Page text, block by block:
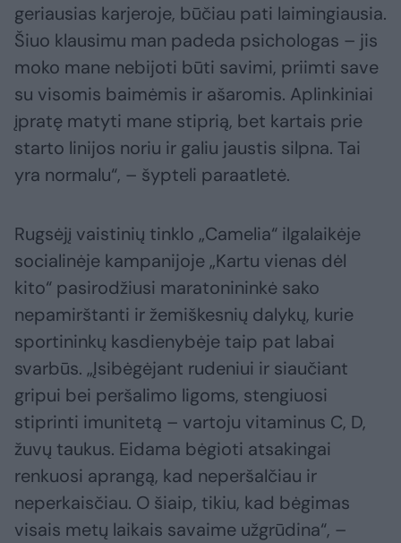
geriausias karjeroje, būčiau pati laimingiausia.
Šiuo klausimu man padeda psichologas – jis
moko mane nebijoti būti savimi, priimti save
su visomis baimėmis ir ašaromis. Aplinkiniai
įpratę matyti mane stiprią, bet kartais prie
starto linijos noriu ir galiu jaustis silpna. Tai
yra normalu“, – šypteli paraatletė.
Rugsėjį vaistinių tinklo „Camelia“ ilgalaikėje
socialinėje kampanijoje „Kartu vienas dėl
kito“ pasirodžiusi maratonininkė sako
nepamirštanti ir žemiškesnių dalykų, kurie
sportininkų kasdienybėje taip pat labai
svarbūs. „Įsibėgėjant rudeniui ir siaučiant
gripui bei peršalimo ligoms, stengiuosi
stiprinti imunitetą – vartoju vitaminus C, D,
žuvų taukus. Eidama bėgioti atsakingai
renkuosi aprangą, kad neperšalčiau ir
neperkaisčiau. O šiaip, tikiu, kad bėgimas
visais metų laikais savaime užgrūdina“, –